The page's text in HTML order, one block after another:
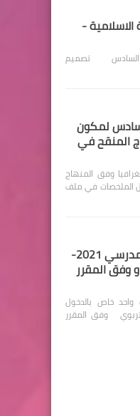
-
السادس تصميم
لمكون
المنقح في
وفق المنهاج
الملخصات في ملف
ملف وثائق الدخول المدرسي 2021-
و وفق المقرر
واحد خاص بالدخول
همام التربوي وفق المقرر